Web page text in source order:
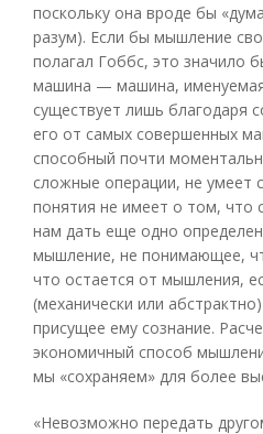
поскольку она вроде бы
разум). Если бы мышление
полагал Гоббс, это значило
машина — машина,
существует лишь благодаря
его от самых совершенных
способный почти
сложные операции, не умеет
понятия не имеет о том, что
нам дать еще одно
мышление, не понимающее,
что остается от мышления,
(механически или
присущее ему сознание.
экономичный способ
мы «сохраняем» для более
«Невозможно передать